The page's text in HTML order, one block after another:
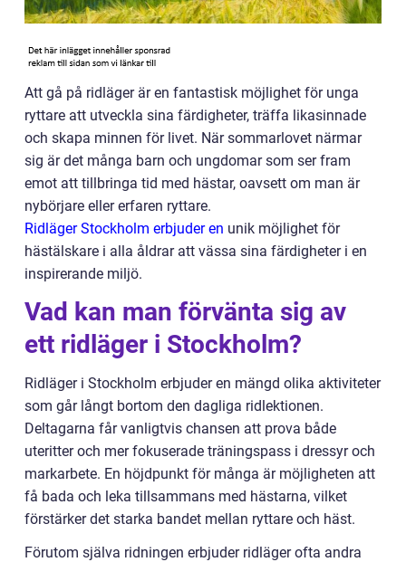
Att gå på ridläger är en fantastisk möjlighet för unga
ryttare att utveckla sina färdigheter, träffa likasinnade
och skapa minnen för livet. När sommarlovet närmar
sig är det många barn och ungdomar som ser fram
emot att tillbringa tid med hästar, oavsett om man är
nybörjare eller erfaren ryttare.
Ridläger Stockholm erbjuder en unik möjlighet för
hästälskare i alla åldrar att vässa sina färdigheter i en
inspirerande miljö.
Vad kan man förvänta sig av
ett ridläger i Stockholm?
Ridläger i Stockholm erbjuder en mängd olika aktiviteter
som går långt bortom den dagliga ridlektionen.
Deltagarna får vanligtvis chansen att prova både
uteritter och mer fokuserade träningspass i dressyr och
markarbete. En höjdpunkt för många är möjligheten att
få bada och leka tillsammans med hästarna, vilket
förstärker det starka bandet mellan ryttare och häst.
Förutom själva ridningen erbjuder ridläger ofta andra